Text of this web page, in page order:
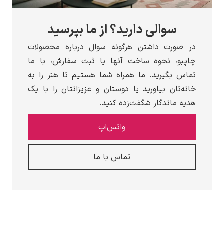
سوالی دارید؟ از ما بپرسید
در صورت داشتن هرگونه سوال درباره محصولات
چاپبو، نحوه ساخت آنها یا ثبت سفارش، با ما
تماس بگیرید. ما همراه شما هستیم تا هنر را به
خانه‌تان بیاورید یا دوستان و عزیزانتان را با یک
هدیه ماندگار شگفت‌زده کنید.
واتس‌اپ
تماس با ما